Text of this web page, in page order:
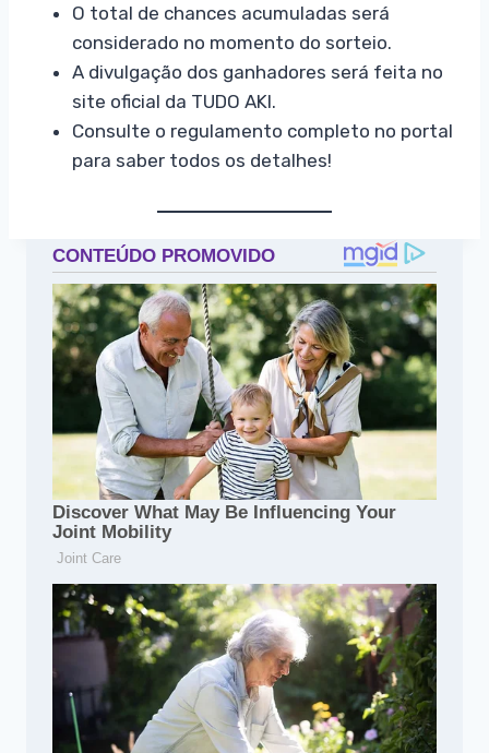
O total de chances acumuladas será
considerado no momento do sorteio.
A divulgação dos ganhadores será feita no
site oficial da TUDO AKI.
Consulte o regulamento completo no portal
para saber todos os detalhes!